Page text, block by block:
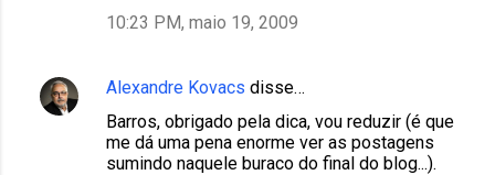
10:23 PM, maio 19, 2009
Alexandre Kovacs disse…
Barros, obrigado pela dica, vou reduzir (é que
me dá uma pena enorme ver as postagens
sumindo naquele buraco do final do blog...).